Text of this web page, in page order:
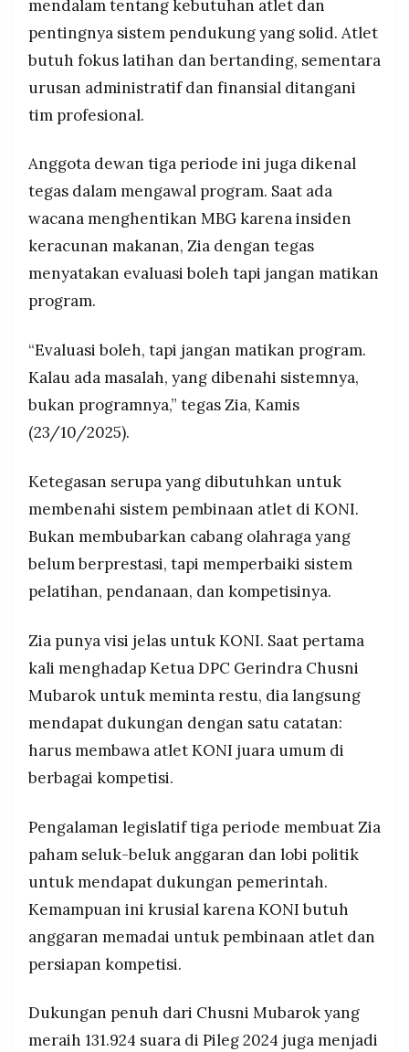
mendalam tentang kebutuhan atlet dan
pentingnya sistem pendukung yang solid. Atlet
butuh fokus latihan dan bertanding, sementara
urusan administratif dan finansial ditangani
tim profesional.
Anggota dewan tiga periode ini juga dikenal
tegas dalam mengawal program. Saat ada
wacana menghentikan MBG karena insiden
keracunan makanan, Zia dengan tegas
menyatakan evaluasi boleh tapi jangan matikan
program.
“Evaluasi boleh, tapi jangan matikan program.
Kalau ada masalah, yang dibenahi sistemnya,
bukan programnya,” tegas Zia, Kamis
(23/10/2025).
Ketegasan serupa yang dibutuhkan untuk
membenahi sistem pembinaan atlet di KONI.
Bukan membubarkan cabang olahraga yang
belum berprestasi, tapi memperbaiki sistem
pelatihan, pendanaan, dan kompetisinya.
Zia punya visi jelas untuk KONI. Saat pertama
kali menghadap Ketua DPC Gerindra Chusni
Mubarok untuk meminta restu, dia langsung
mendapat dukungan dengan satu catatan:
harus membawa atlet KONI juara umum di
berbagai kompetisi.
Pengalaman legislatif tiga periode membuat Zia
paham seluk-beluk anggaran dan lobi politik
untuk mendapat dukungan pemerintah.
Kemampuan ini krusial karena KONI butuh
anggaran memadai untuk pembinaan atlet dan
persiapan kompetisi.
Dukungan penuh dari Chusni Mubarok yang
meraih 131.924 suara di Pileg 2024 juga menjadi